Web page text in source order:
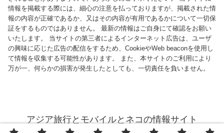
情報を掲載する際には、細心の注意を払っておりますが、掲載された情
報の内容が正確であるか、又はその内容が有用であるかについて一切保
証をするものではありません。 最新の情報はご自身にて確認をお願い
いたします。 当サイトの第三者によるインターネット広告は、ユーザ
の興味に応じた広告の配信をするため、CookieやWeb beaconを使用し
て情報を収集する可能性があります。 また、本サイトのご利用により
万が一、何らかの損害が発生したとしても、一切責任を負いません。
アジア旅行とモバイルとネコの情報サイト